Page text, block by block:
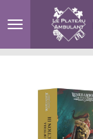
au
contenu